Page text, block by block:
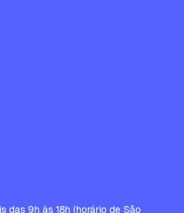
das 9h às 18h (horário de São